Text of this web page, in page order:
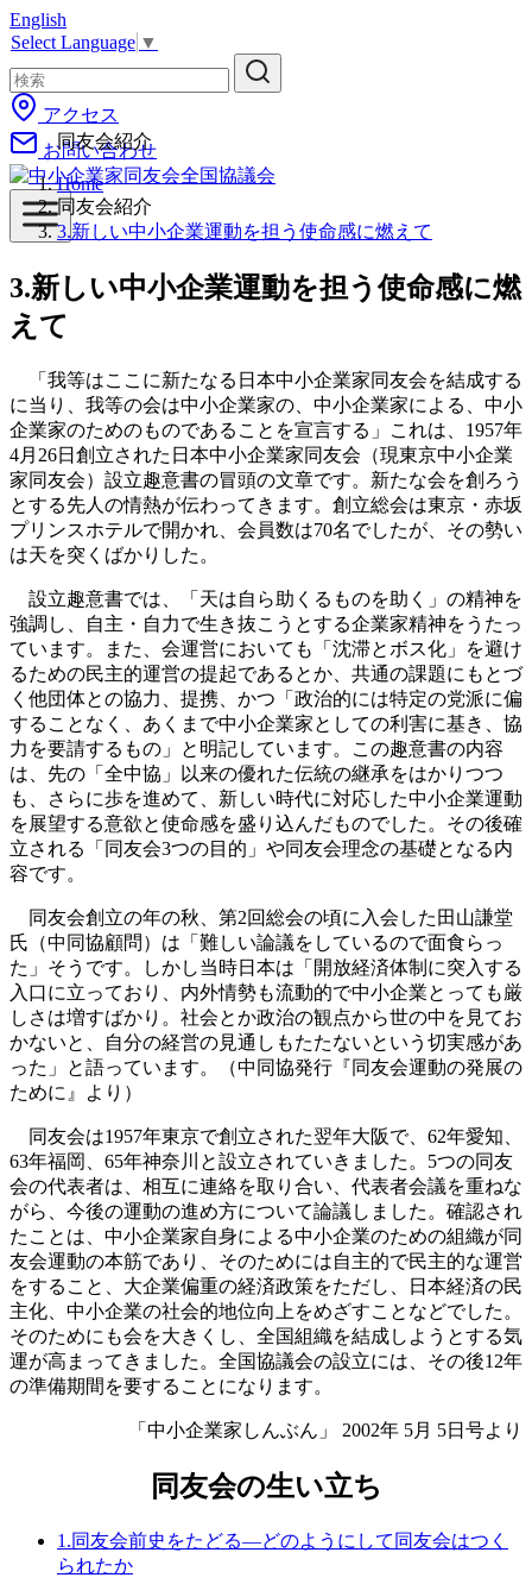
コ
ン
テ
ン
ツ
へ
移
動
English
Select Language ▼
アクセス
お問い合わせ
同友会紹介
Home
同友会紹介
3.新しい中小企業運動を担う使命感に燃えて
3.新しい中小企業運動を担う使命感に燃
えて
「我等はここに新たなる日本中小企業家同友会を結成する
に当り、我等の会は中小企業家の、中小企業家による、中小
企業家のためのものであることを宣言する」これは、1957年
4月26日創立された日本中小企業家同友会（現東京中小企業
家同友会）設立趣意書の冒頭の文章です。新たな会を創ろう
とする先人の情熱が伝わってきます。創立総会は東京・赤坂
プリンスホテルで開かれ、会員数は70名でしたが、その勢い
は天を突くばかりした。
設立趣意書では、「天は自ら助くるものを助く」の精神を
強調し、自主・自力で生き抜こうとする企業家精神をうたっ
ています。また、会運営においても「沈滞とボス化」を避け
るための民主的運営の提起であるとか、共通の課題にもとづ
く他団体との協力、提携、かつ「政治的には特定の党派に偏
することなく、あくまで中小企業家としての利害に基き、協
力を要請するもの」と明記しています。この趣意書の内容
は、先の「全中協」以来の優れた伝統の継承をはかりつつ
も、さらに歩を進めて、新しい時代に対応した中小企業運動
を展望する意欲と使命感を盛り込んだものでした。その後確
立される「同友会3つの目的」や同友会理念の基礎となる内
容です。
同友会創立の年の秋、第2回総会の頃に入会した田山謙堂
氏（中同協顧問）は「難しい論議をしているので面食らっ
た」そうです。しかし当時日本は「開放経済体制に突入する
入口に立っており、内外情勢も流動的で中小企業とっても厳
しさは増すばかり。社会とか政治の観点から世の中を見てお
かないと、自分の経営の見通しもたたないという切実感があ
った」と語っています。（中同協発行『同友会運動の発展の
ために』より）
同友会は1957年東京で創立された翌年大阪で、62年愛知、
63年福岡、65年神奈川と設立されていきました。5つの同友
会の代表者は、相互に連絡を取り合い、代表者会議を重ねな
がら、今後の運動の進め方について論議しました。確認され
たことは、中小企業家自身による中小企業のための組織が同
友会運動の本筋であり、そのためには自主的で民主的な運営
をすること、大企業偏重の経済政策をただし、日本経済の民
主化、中小企業の社会的地位向上をめざすことなどでした。
そのためにも会を大きくし、全国組織を結成しようとする気
運が高まってきました。全国協議会の設立には、その後12年
の準備期間を要することになります。
「中小企業家しんぶん」 2002年 5月 5日号より
同友会の生い立ち
1.同友会前史をたどる―どのようにして同友会はつく
られたか